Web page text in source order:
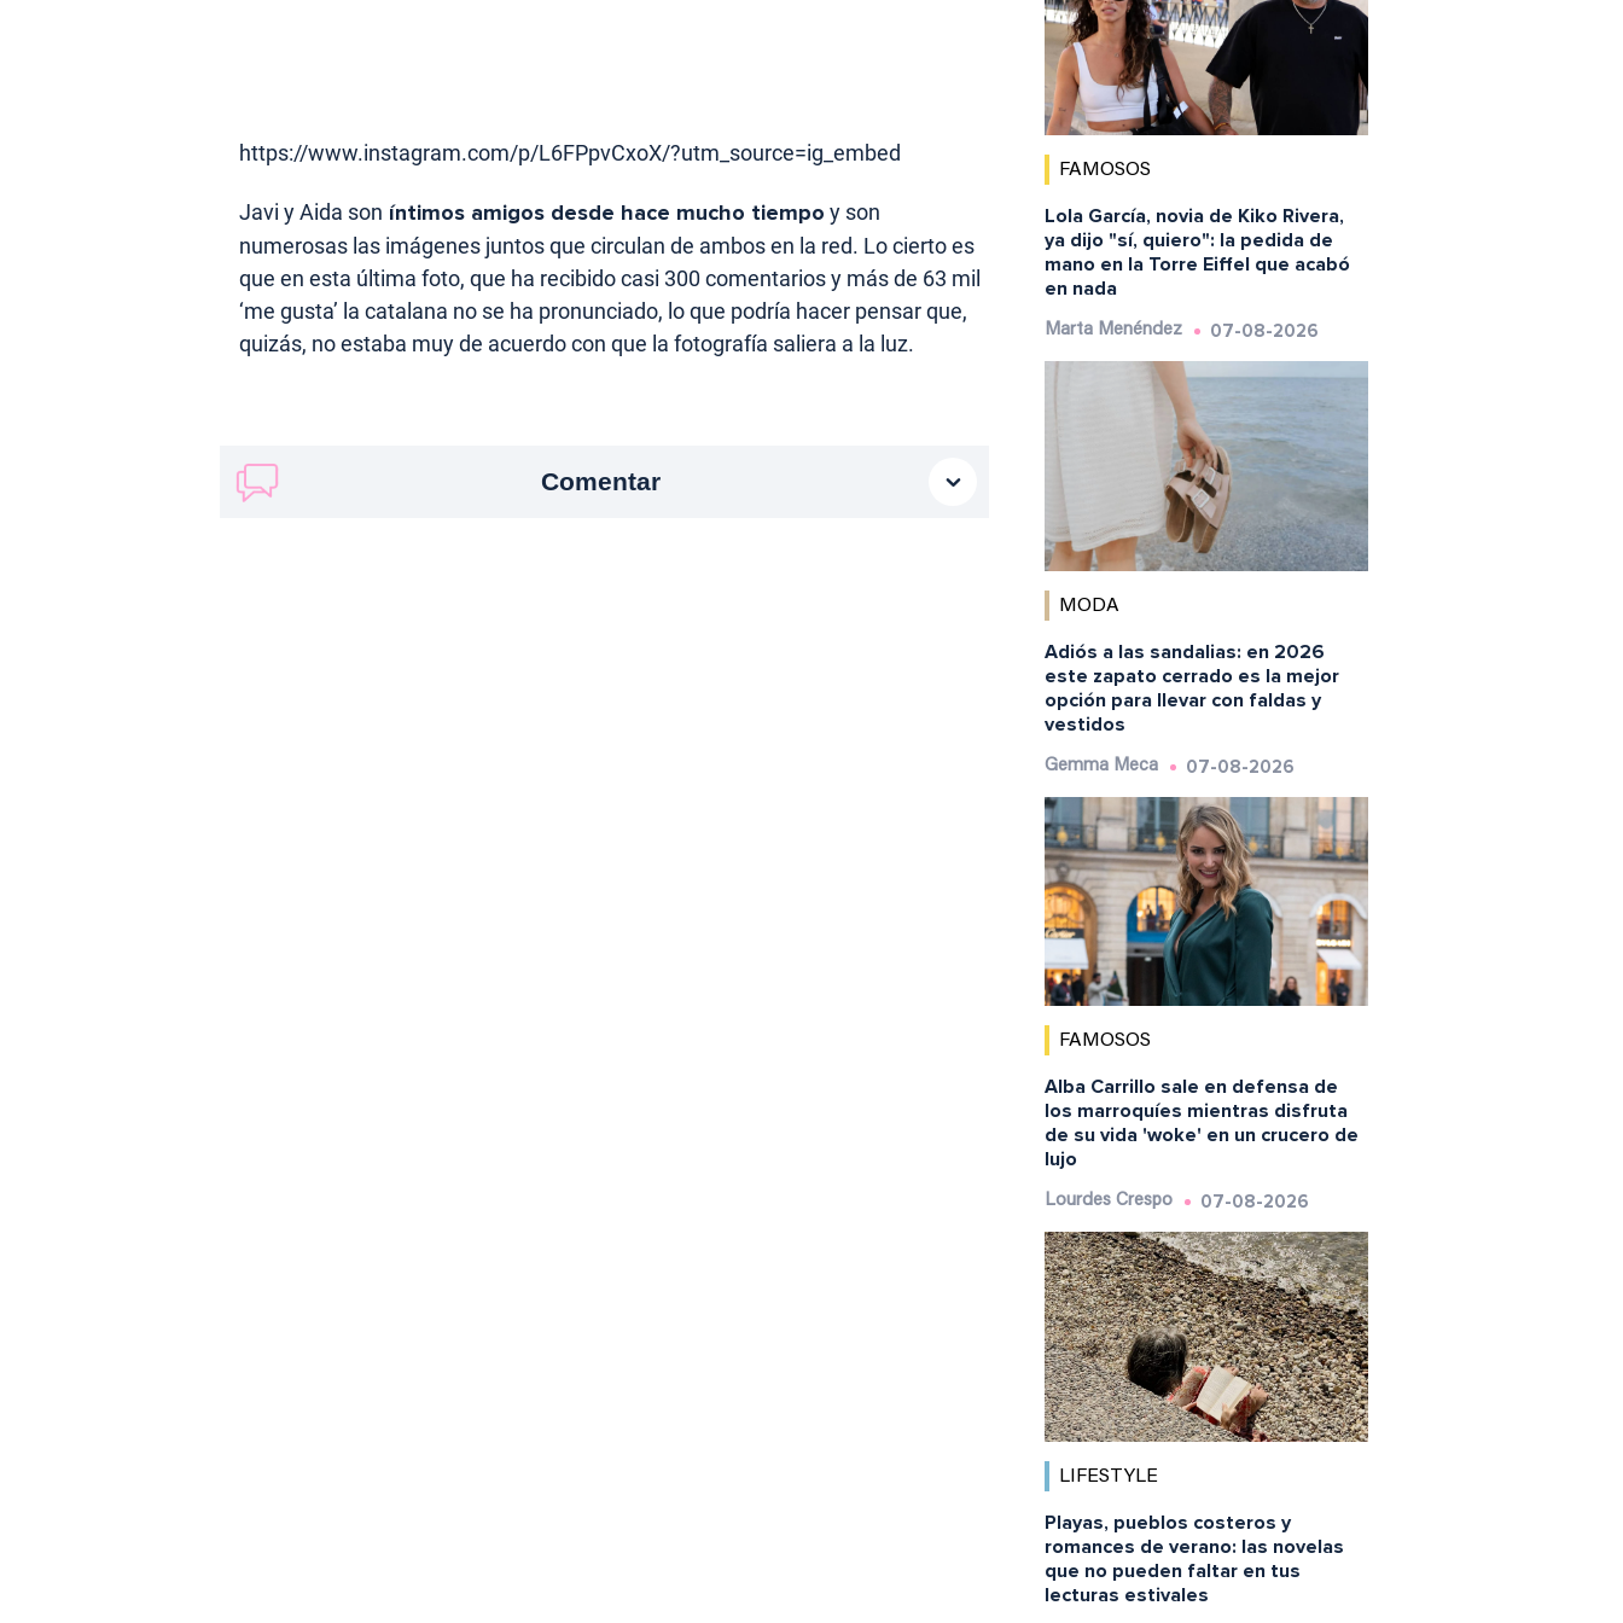
https://www.instagram.com/p/L6FPpvCxoX/?utm_source=ig_embed
Javi y Aida son íntimos amigos desde hace mucho tiempo y son
numerosas las imágenes juntos que circulan de ambos en la red. Lo cierto es
que en esta última foto, que ha recibido casi 300 comentarios y más de 63 mil
‘me gusta’ la catalana no se ha pronunciado, lo que podría hacer pensar que,
quizás, no estaba muy de acuerdo con que la fotografía saliera a la luz.
Comentar
FAMOSOS
Lola García, novia de Kiko Rivera,
ya dijo "sí, quiero": la pedida de
mano en la Torre Eiffel que acabó
en nada
Marta Menéndez 07-08-2026
MODA
Adiós a las sandalias: en 2026
este zapato cerrado es la mejor
opción para llevar con faldas y
vestidos
Gemma Meca 07-08-2026
FAMOSOS
Alba Carrillo sale en defensa de
los marroquíes mientras disfruta
de su vida 'woke' en un crucero de
lujo
Lourdes Crespo 07-08-2026
LIFESTYLE
Playas, pueblos costeros y
romances de verano: las novelas
que no pueden faltar en tus
lecturas estivales